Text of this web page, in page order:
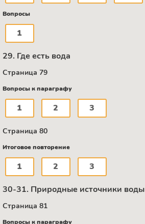
Вопросы
1
29. Где есть вода
Страница 79
Вопросы к параграфу
1 2 3
Страница 80
Итоговое повторение
1 2 3
30-31. Природные источники воды
Страница 81
Вопросы к параграфу